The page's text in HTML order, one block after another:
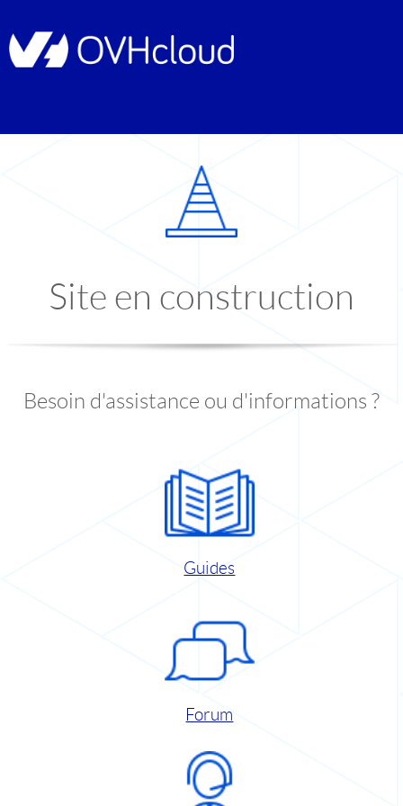
Site en construction
Besoin d'assistance ou d'informations ?
Guides
Forum